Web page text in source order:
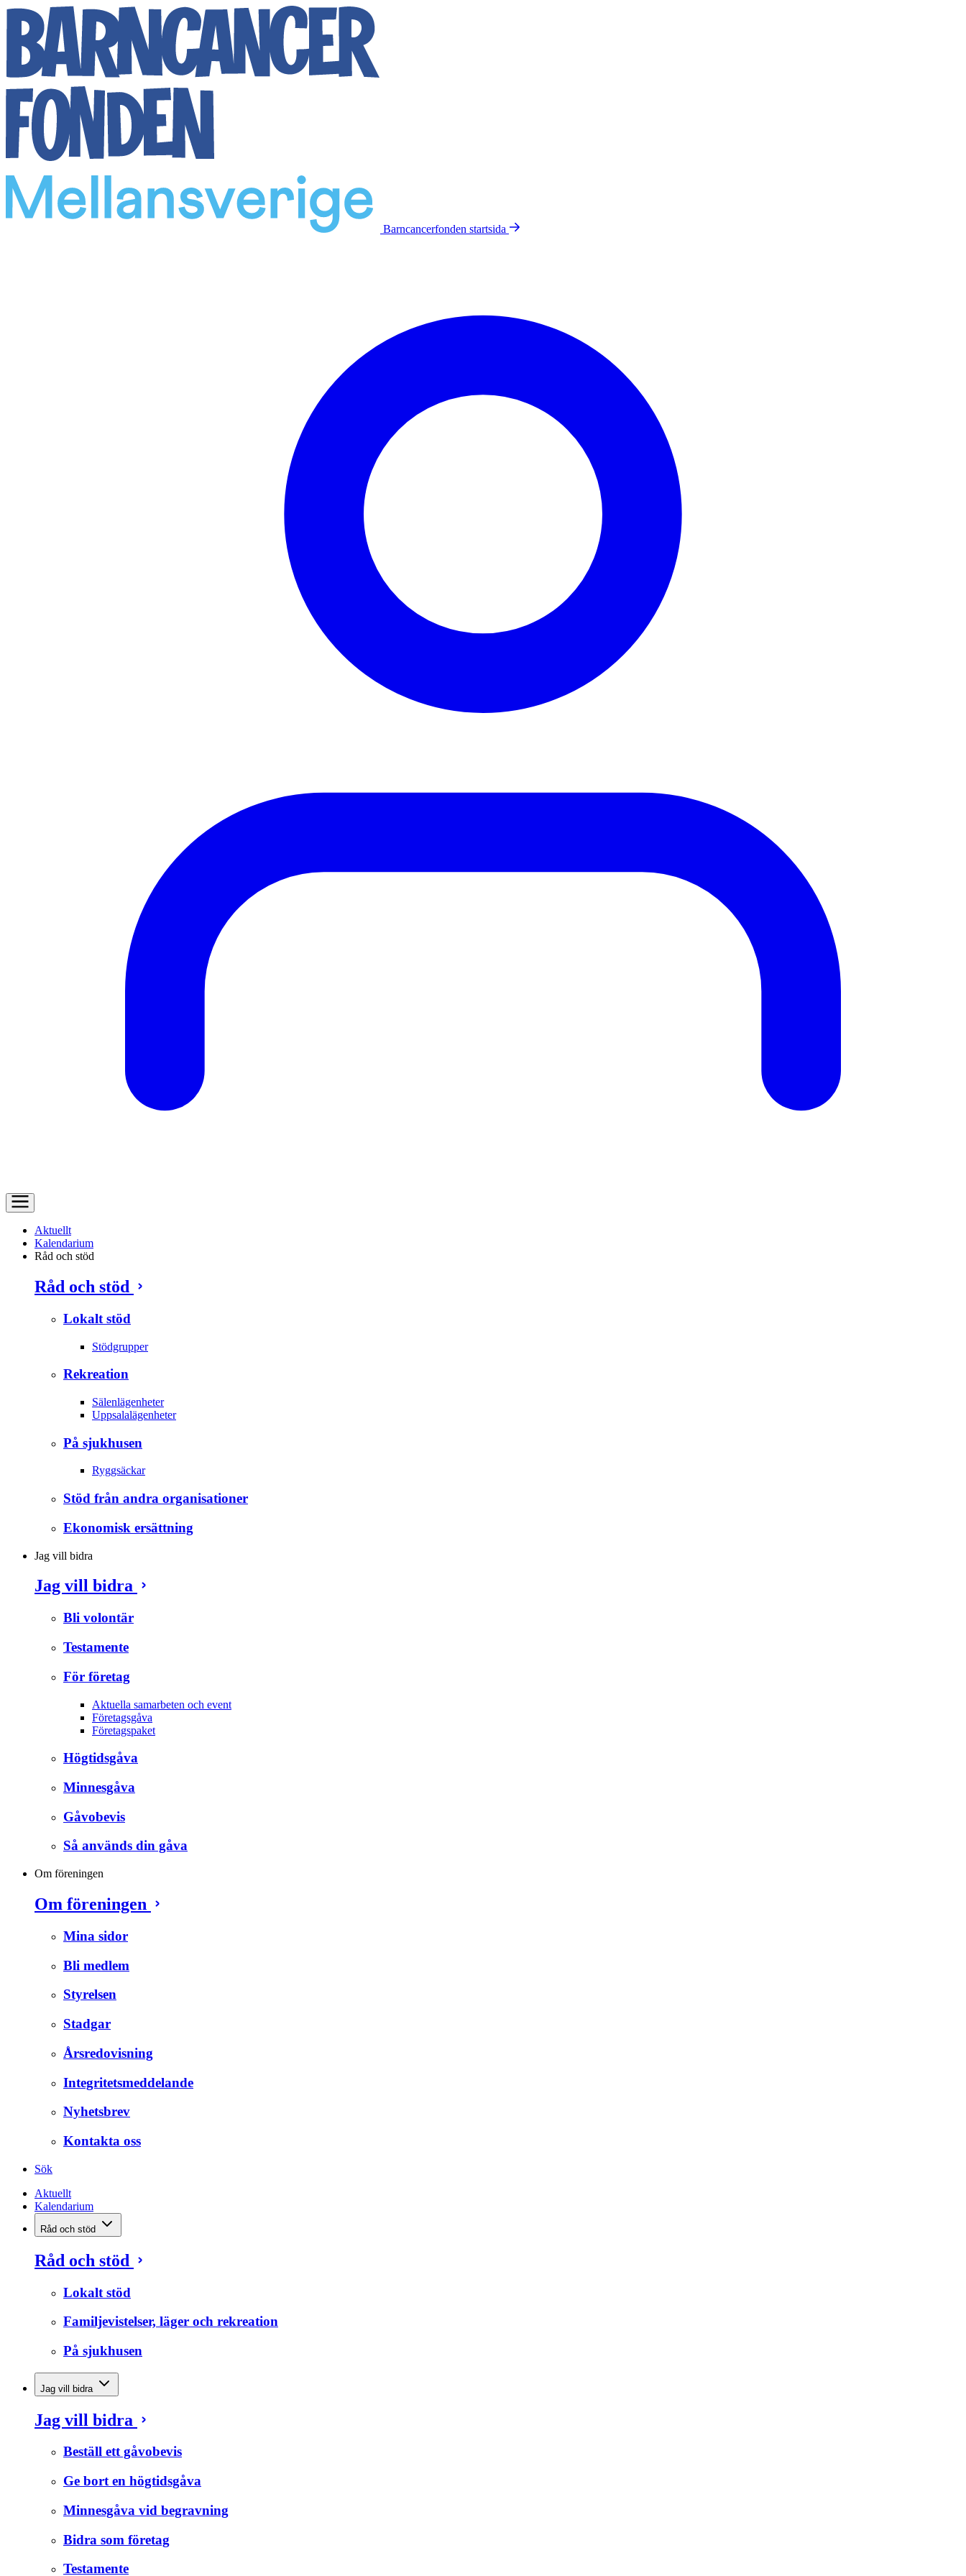
Barncancerfonden startsida
Aktuellt
Kalendarium
Råd och stöd
Råd och stöd
Lokalt stöd
Stödgrupper
Rekreation
Sälenlägenheter
Uppsalalägenheter
På sjukhusen
Ryggsäckar
Stöd från andra organisationer
Ekonomisk ersättning
Jag vill bidra
Jag vill bidra
Bli volontär
Testamente
För företag
Aktuella samarbeten och event
Företagsgåva
Företagspaket
Högtidsgåva
Minnesgåva
Gåvobevis
Så används din gåva
Om föreningen
Om föreningen
Mina sidor
Bli medlem
Styrelsen
Stadgar
Årsredovisning
Integritetsmeddelande
Nyhetsbrev
Kontakta oss
Sök
Aktuellt
Kalendarium
Råd och stöd
Råd och stöd
Lokalt stöd
Familjevistelser, läger och rekreation
På sjukhusen
Jag vill bidra
Jag vill bidra
Beställ ett gåvobevis
Ge bort en högtidsgåva
Minnesgåva vid begravning
Bidra som företag
Testamente